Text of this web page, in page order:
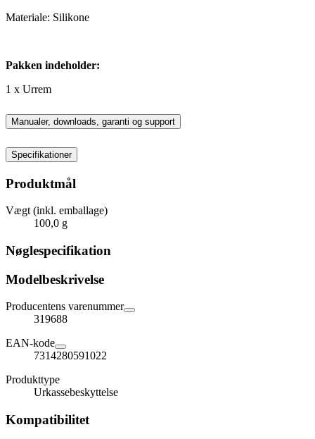
Materiale: Silikone
Pakken indeholder:
1 x Urrem
Manualer, downloads, garanti og support
Specifikationer
Produktmål
Vægt (inkl. emballage)
100,0 g
Nøglespecifikation
Modelbeskrivelse
Producentens varenummer
319688
EAN-kode
7314280591022
Produkttype
Urkassebeskyttelse
Kompatibilitet